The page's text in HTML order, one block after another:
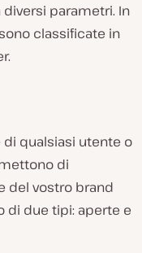
diversi parametri. In
classificate in
di qualsiasi utente o
di
del vostro brand
di due tipi: aperte e